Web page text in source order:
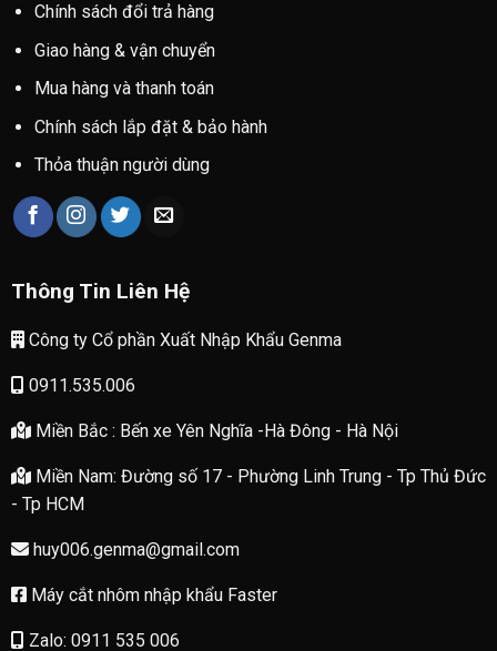
Chính sách đổi trả hàng
Giao hàng & vận chuyển
Mua hàng và thanh toán
Chính sách lắp đặt & bảo hành
Thỏa thuận người dùng
Thông Tin Liên Hệ
Công ty Cổ phần Xuất Nhập Khẩu Genma
0911.535.006
Miền Bắc : Bến xe Yên Nghĩa -Hà Đông - Hà Nội
Miền Nam: Đường số 17 - Phường Linh Trung - Tp Thủ Đức
- Tp HCM
huy006.genma@gmail.com
Máy cắt nhôm nhập khẩu Faster
Zalo: 0911 535 006